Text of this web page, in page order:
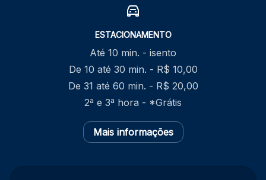
ESTACIONAMENTO
Até 10 min. - isento
De 10 até 30 min. - R$ 10,00
De 31 até 60 min. - R$ 20,00
2ª e 3ª hora - *Grátis
Mais informações